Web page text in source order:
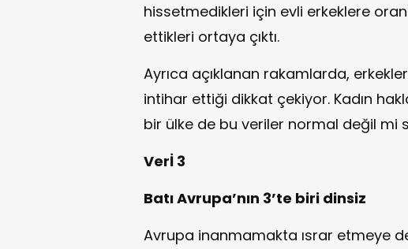
hissetmedikleri için evli erkeklere
ettikleri ortaya çıktı.
Ayrıca açıklanan rakamlarda,
intihar ettiği dikkat çekiyor. Kadın
bir ülke de bu veriler normal değil mi
Verİ 3
Batı Avrupa’nın 3’te biri dinsiz
Avrupa inanmamakta ısrar etmeye